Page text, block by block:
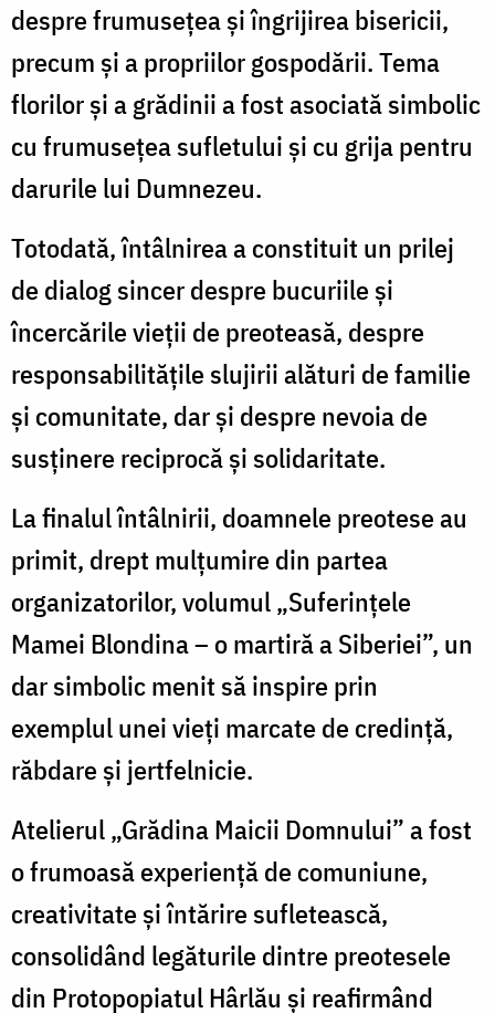
despre frumusețea și îngrijirea bisericii,
precum și a propriilor gospodării. Tema
florilor și a grădinii a fost asociată simbolic
cu frumusețea sufletului și cu grija pentru
darurile lui Dumnezeu.
Totodată, întâlnirea a constituit un prilej
de dialog sincer despre bucuriile și
încercările vieții de preoteasă, despre
responsabilitățile slujirii alături de familie
și comunitate, dar și despre nevoia de
susținere reciprocă și solidaritate.
La finalul întâlnirii, doamnele preotese au
primit, drept mulțumire din partea
organizatorilor, volumul „Suferințele
Mamei Blondina – o martiră a Siberiei”, un
dar simbolic menit să inspire prin
exemplul unei vieți marcate de credință,
răbdare și jertfelnicie.
Atelierul „Grădina Maicii Domnului” a fost
o frumoasă experiență de comuniune,
creativitate și întărire sufletească,
consolidând legăturile dintre preotesele
din Protopopiatul Hârlău și reafirmând